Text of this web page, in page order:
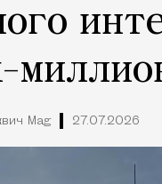
Mag 27.07.2026